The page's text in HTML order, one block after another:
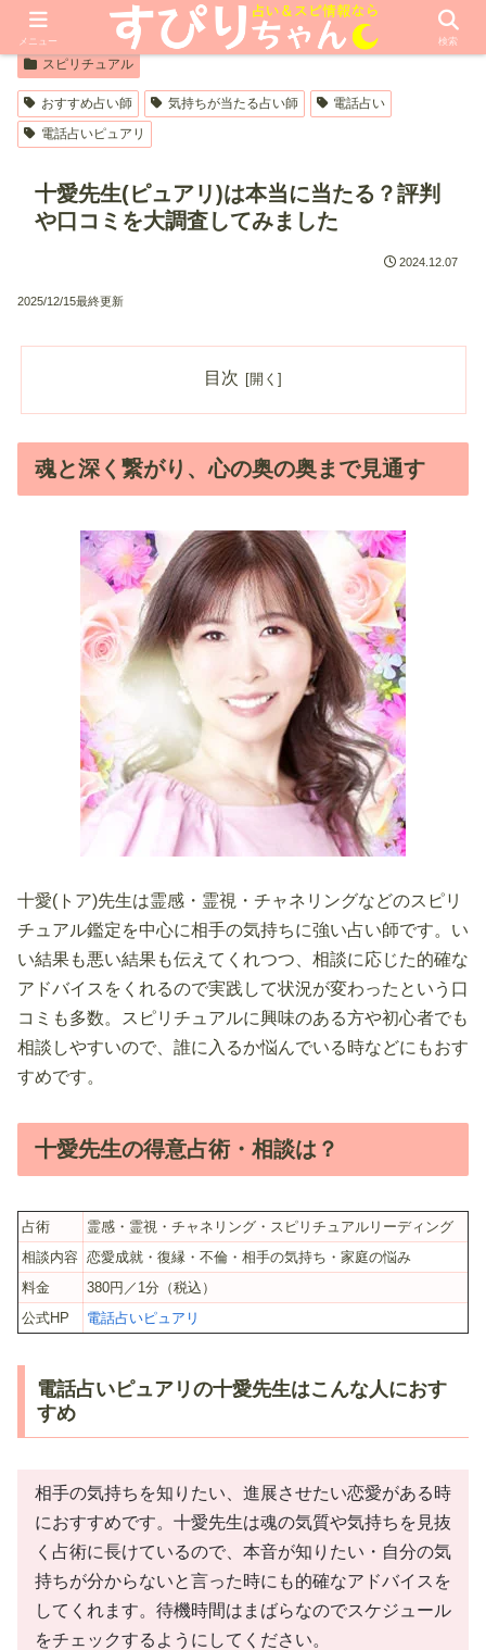
【PR】本ページはプロモーションが含まれています
スピリチュアル
おすすめ占い師 気持ちが当たる占い師
電話占い
電話占いピュアリ
十愛先生(ピュアリ)は本当に当たる？評判
や口コミを大調査してみました
2024.12.07
2025/12/15最終更新
目次
魂と深く繋がり、心の奥の奥まで見通す
十愛(トア)先生は霊感・霊視・チャネリングなどのスピリ
チュアル鑑定を中心に相手の気持ちに強い占い師です。い
い結果も悪い結果も伝えてくれつつ、相談に応じた的確な
アドバイスをくれるので実践して状況が変わったという口
コミも多数。スピリチュアルに興味のある方や初心者でも
相談しやすいので、誰に入るか悩んでいる時などにもおす
すめです。
十愛先生の得意占術・相談は？
占術
霊感・霊視・チャネリング・スピリチュアルリーディング
相談内容 恋愛成就・復縁・不倫・相手の気持ち・家庭の悩み
料金
380円／1分（税込）
公式HP
電話占いピュアリ
電話占いピュアリの十愛先生はこんな人におす
すめ
相手の気持ちを知りたい、進展させたい恋愛がある時
におすすめです。十愛先生は魂の気質や気持ちを見抜
く占術に長けているので、本音が知りたい・自分の気
持ちが分からないと言った時にも的確なアドバイスを
してくれます。待機時間はまばらなのでスケジュール
をチェックするようにしてください。
メニュー 検索